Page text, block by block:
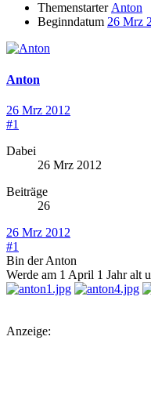
Themenstarter Anton
Beginndatum 26 Mrz
Anton
26 Mrz 2012
#1
Dabei
26 Mrz 2012
Beiträge
26
26 Mrz 2012
#1
Bin der Anton
Werde am 1 April 1 Jahr alt
Anzeige: